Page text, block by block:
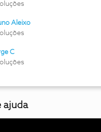
Aleixo
C
ajuda